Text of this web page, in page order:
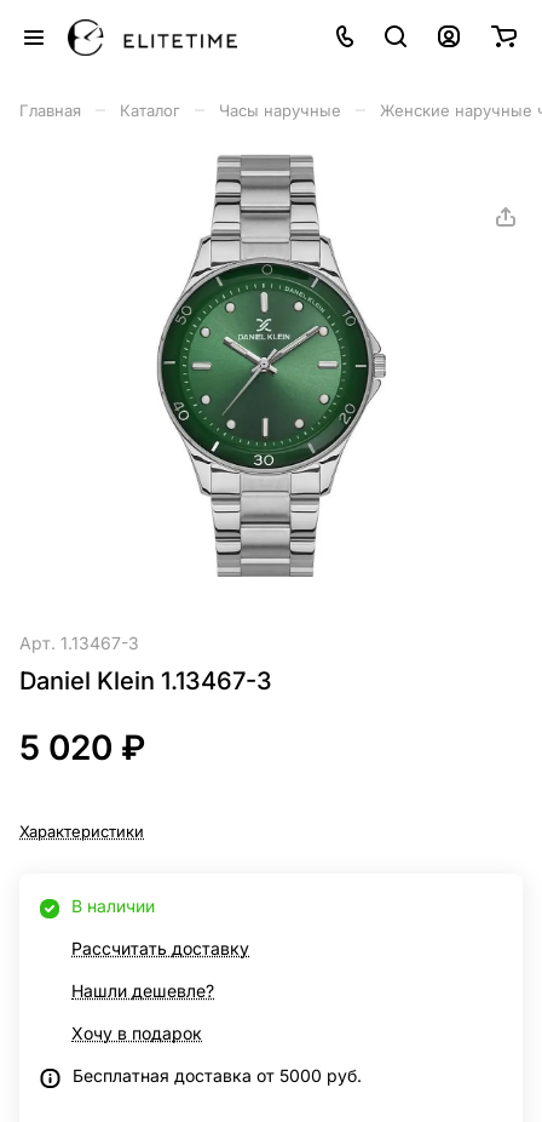
Главная Каталог Часы наручные Женские наручные
Арт. 1.13467-3
Daniel Klein 1.13467-3
5 020 ₽
Характеристики
В наличии
Рассчитать доставку
Нашли дешевле?
Хочу в подарок
Бесплатная доставка от 5000 руб.